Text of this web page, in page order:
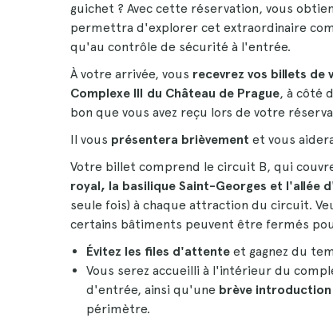
guichet ? Avec cette réservation, vous
permettra d'explorer cet extraordinaire
qu'au contrôle de sécurité à l'entrée.
À votre arrivée, vous recevrez vos billets de
Complexe III du Château de Prague, à côté
bon que vous avez reçu lors de votre
Il vous présentera brièvement et vous
Votre billet comprend le circuit B, qui
royal, la basilique Saint-Georges et l'allée
seule fois) à chaque attraction du circuit.
certains bâtiments peuvent être fermés
Évitez les files d'attente et gagnez du
Vous serez accueilli à l'intérieur du
d'entrée, ainsi qu'une brève introduction
périmètre.